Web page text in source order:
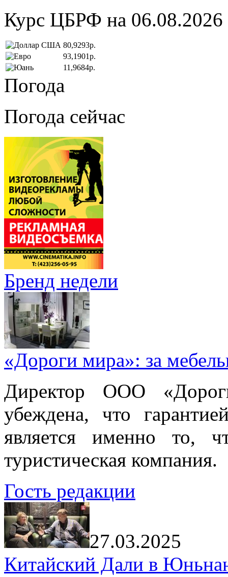
Курс ЦБРФ на 06.08.2026
80,9293р.
93,1901р.
11,9684р.
Погода
Погода сейчас
Бренд недели
«Дороги мира»: за
Директор ООО
убеждена, что
является именно то,
туристическая компания.
Гость редакции
27.03.2025
Китайский Дали в